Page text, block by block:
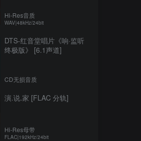
Hi-Res音质
WAV|48kHz/24bit
DTS-红音堂唱片《响·监听
终极版》 [6.1声道]
CD无损音质
演.说.家 [FLAC 分轨]
Hi-Res母带
FLAC|192kHz/24bit